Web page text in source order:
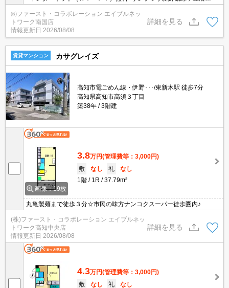
で徒歩３分●エアコン１台付
㈱ファースト・コラボレーション エイブルネッ
トワーク南国店
情報更新日 2026/08/08
詳細を見る
賃貸マンション カサグレイズ
高知市電ごめん線・伊野･･･/東新木駅 徒歩7分
高知県高知市高須３丁目
築38年
3階建
画像：19枚
3.8万円(管理費等：3,000円)
敷
なし 礼
なし
1階
1R 37.79m²
丸亀製麺まで徒歩３分☆市民の味方ナンコクスーパー徒歩圏内♪
(株)ファースト・コラボレーション エイブルネッ
トワーク高知中央店
情報更新日 2026/08/08
詳細を見る
4.3万円(管理費等：3,000円)
敷
なし 礼
なし